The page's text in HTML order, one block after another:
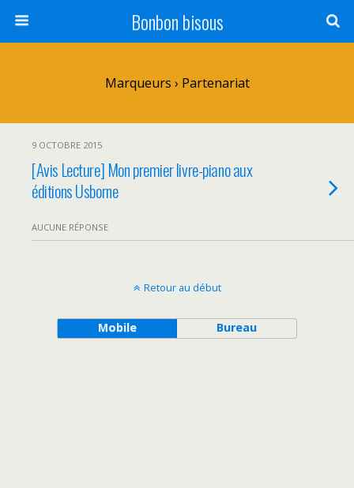
Bonbon bisous
Marqueurs › Partenariat
9 OCTOBRE 2015
[Avis Lecture] Mon premier livre-piano aux
éditions Usborne
AUCUNE RÉPONSE
Retour au début
Mobile Bureau